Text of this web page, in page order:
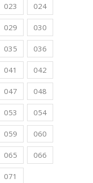
023 024
029 030
035 036
041 042
047 048
053 054
059 060
065 066
071